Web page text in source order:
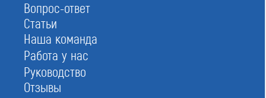
Вопрос-ответ
Статьи
Наша команда
Работа у нас
Руководство
Отзывы